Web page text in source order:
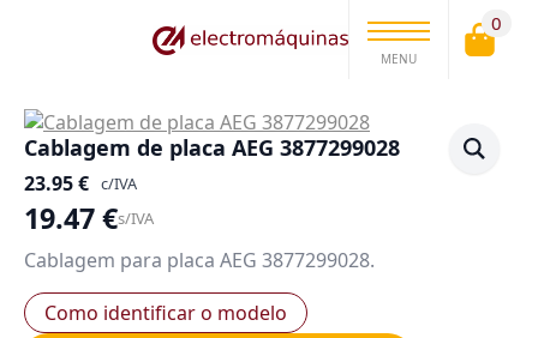
MENU
0
Cablagem de placa AEG 3877299028
23.95€ c/IVA
19.47€s/IVA
Cablagem para placa AEG 3877299028.
Como identificar o modelo